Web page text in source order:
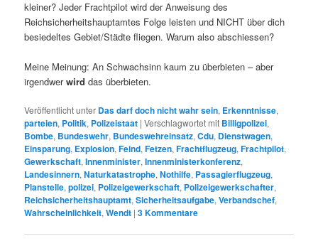
kleiner? Jeder Frachtpilot wird der Anweisung des
Reichsicherheitshauptamtes Folge leisten und NICHT über dich
besiedeltes Gebiet/Städte fliegen. Warum also abschiessen?
Meine Meinung: An Schwachsinn kaum zu überbieten – aber
irgendwerwird das überbieten.
Veröffentlicht unter Das darf doch nicht wahr sein, Erkenntnisse,
parteien, Politik, Polizeistaat |Verschlagwortet mit Billigpolizei,
Bombe, Bundeswehr, Bundeswehreinsatz,Cdu, Dienstwagen,
Einsparung, Explosion,Feind,Fetzen,Frachtflugzeug,Frachtpilot,
Gewerkschaft,Innenminister,Innenministerkonferenz,
Landesinnern,Naturkatastrophe,Nothilfe, Passagierflugzeug,
Planstelle,polizei, Polizeigewerkschaft, Polizeigewerkschafter,
Reichsicherheitshauptamt,Sicherheitsaufgabe,Verbandschef,
Wahrscheinlichkeit,Wendt |3Kommentare